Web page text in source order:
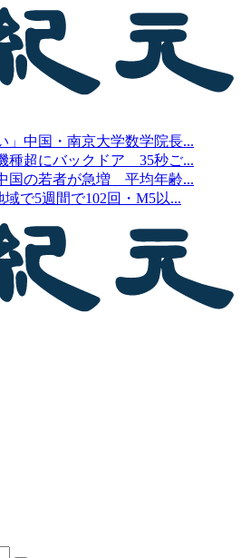
」中国・南京大学数学院長...
種超にバックドア 35秒ご...
国の若者が急増 平均年齢...
で5週間で102回・M5以...